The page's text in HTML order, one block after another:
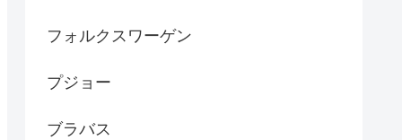
フォルクスワーゲン
プジョー
ブラバス